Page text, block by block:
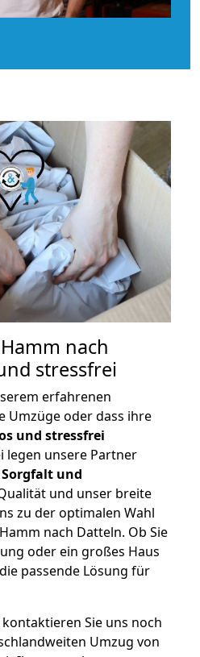
Hamm nach
stressfrei
erfahrenen
Umzüge oder dass ihre
und stressfrei
legen unsere Partner
Sorgfalt und
und unser breite
zu der optimalen Wahl
nach Datteln. Ob Sie
oder ein großes Haus
passende Lösung für
Sie uns noch
Umzug von